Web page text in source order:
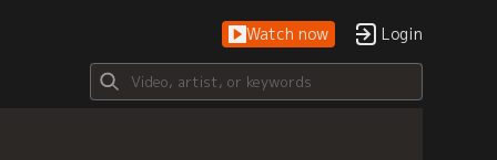
Watch now Login